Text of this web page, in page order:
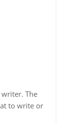
writer. The
to write or